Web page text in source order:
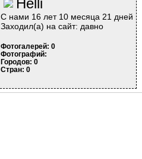
Helli
С нами 16 лет 10 месяца 21 дней
Заходил(а) на сайт: давно
Фотогалерей: 0
Фотографий:
Городов: 0
Стран: 0